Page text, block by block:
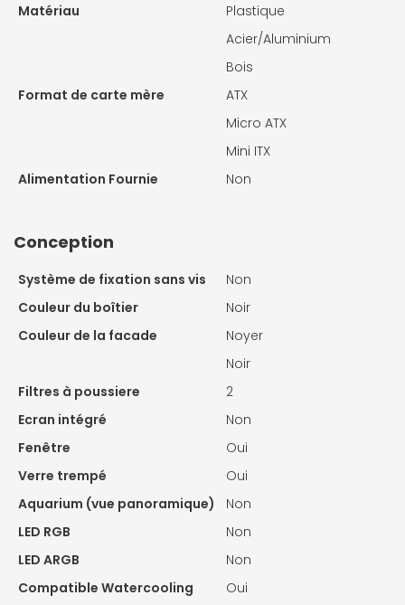
Matériau
Plastique
Acier/Aluminium
Bois
Format de carte mère
ATX
Micro ATX
Mini ITX
Alimentation Fournie
Non
Conception
Système de fixation sans vis
Non
Couleur du boîtier
Noir
Couleur de la facade
Noyer
Noir
Filtres à poussiere
2
Ecran intégré
Non
Fenêtre
Oui
Verre trempé
Oui
Aquarium (vue panoramique)
Non
LED RGB
Non
LED ARGB
Non
Compatible Watercooling
Oui